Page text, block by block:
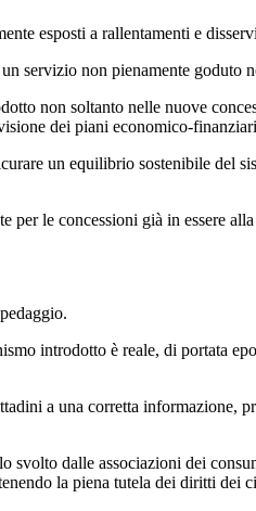
esposti a rallentamenti e
servizio non pienamente goduto
non soltanto nelle nuove
dei piani economico-
un equilibrio sostenibile del
le concessioni già in essere
introdotto è reale, di portata
a una corretta informazione,
svolto dalle associazioni dei
la piena tutela dei diritti dei